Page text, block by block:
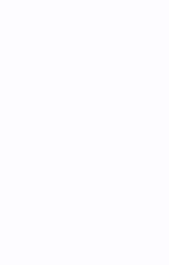
クーポン
ポン
クーポン
ーポン
クーポン
ーポン